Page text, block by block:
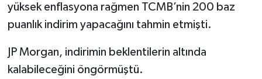
yüksek enflasyona rağmen TCMB’nin 200 baz
puanlık indirim yapacağını tahmin etmişti.
JP Morgan, indirimin beklentilerin altında
kalabileceğini öngörmüştü.